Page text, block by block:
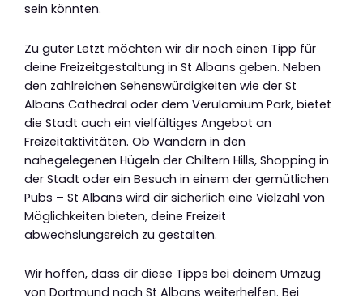
sein könnten.
Zu guter Letzt möchten wir dir noch einen Tipp für
deine Freizeitgestaltung in St Albans geben. Neben
den zahlreichen Sehenswürdigkeiten wie der St
Albans Cathedral oder dem Verulamium Park, bietet
die Stadt auch ein vielfältiges Angebot an
Freizeitaktivitäten. Ob Wandern in den
nahegelegenen Hügeln der Chiltern Hills, Shopping in
der Stadt oder ein Besuch in einem der gemütlichen
Pubs – St Albans wird dir sicherlich eine Vielzahl von
Möglichkeiten bieten, deine Freizeit
abwechslungsreich zu gestalten.
Wir hoffen, dass dir diese Tipps bei deinem Umzug
von Dortmund nach St Albans weiterhelfen. Bei